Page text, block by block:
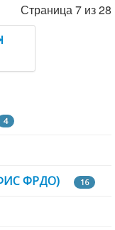
Страница 7 из 28
4
ФРДО) 16